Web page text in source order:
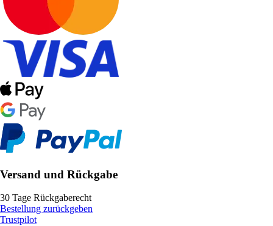
Versand und Rückgabe
30 Tage Rückgaberecht
Bestellung zurückgeben
Trustpilot